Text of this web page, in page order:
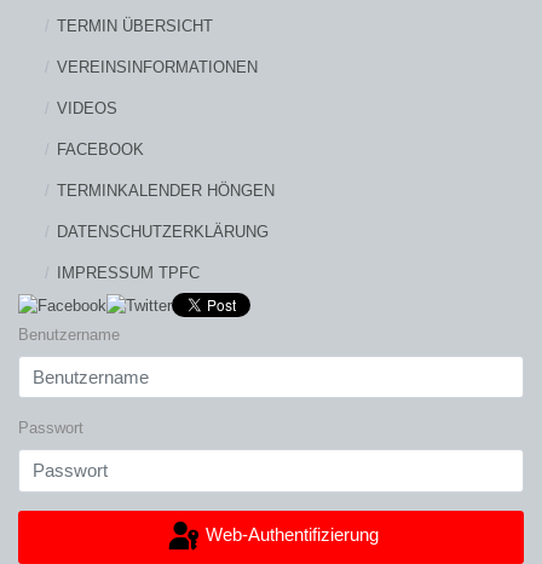
TERMIN ÜBERSICHT
VEREINSINFORMATIONEN
VIDEOS
FACEBOOK
TERMINKALENDER HÖNGEN
DATENSCHUTZERKLÄRUNG
IMPRESSUM TPFC
Benutzername
Passwort
Web-Authentifizierung